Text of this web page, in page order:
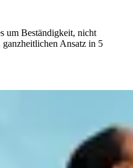
um Beständigkeit, nicht
Ansatz in 5